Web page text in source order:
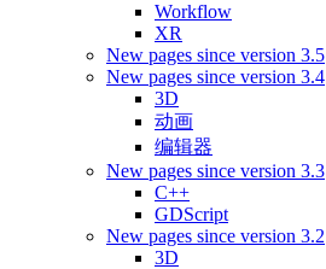
Workflow
XR
New pages since version 3.5
New pages since version 3.4
3D
动画
编辑器
New pages since version 3.3
C++
GDScript
New pages since version 3.2
3D